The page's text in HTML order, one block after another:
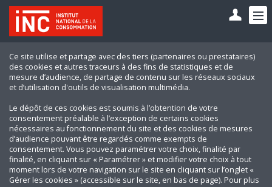
Ce site utilise et partage avec des tiers (partenaires ou prestataires)
des cookies et autres traceurs à des fins de statistiques et de
mesure d’audience, de partage de contenu sur les réseaux sociaux
et d’utilisation d'outils de visualisation multimédia.
Le dépôt de ces cookies est soumis à l’obtention de votre
consentement préalable à l’exception de certains cookies
nécessaires au fonctionnement du site et des cookies de mesures
d’audience pouvant être regardés comme exempts de
consentement. Vous pouvez paramétrer votre choix, finalité par
finalité, en cliquant sur « Paramétrer » et modifier votre choix à tout
moment lors de votre navigation sur le site en cliquant sur l’onglet «
Gérer les cookies » (accessible sur le site, en bas de page). Pour plus